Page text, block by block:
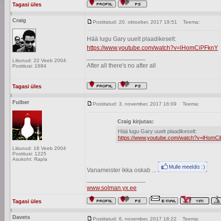
Tagasi üles
Craig
Liitunud: 22 Veeb 2004
Postitusi: 1684
Postitatud: 20. oktoober, 2017 19:51 Teema:
Hää lugu Gary uuelt plaadikeselt:
https://www.youtube.com/watch?v=lHomCiPFknY
After all there's no after all
Tagasi üles
Fulber
Liitunud: 18 Veeb 2004
Postitusi: 1225
Asukoht: Rapla
Postitatud: 3. november, 2017 16:09 Teema:
Craig kirjutas:
Hää lugu Gary uuelt plaadikeselt:
https://www.youtube.com/
Vanameister ikka oskab ...
www.solman.yx.ee
Tagasi üles
Davets Postitatud: 6. november, 2017 18:22 Teema: